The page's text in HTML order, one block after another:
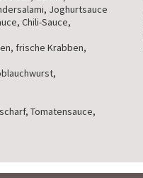
Joghurtsauce
Chili-Sauce,
frische Krabben,
Tomatensauce,